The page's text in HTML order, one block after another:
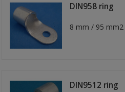
DIN958 ring
kabelschoen
8 mm / 95 mm2
DIN9512 ring